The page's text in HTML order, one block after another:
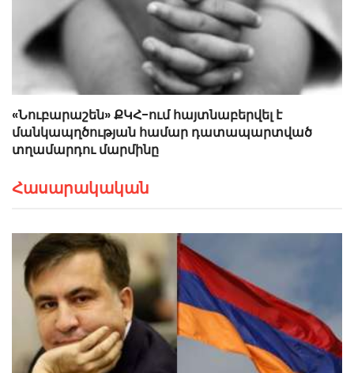
«Նուբարաշեն» ՔԿՀ-ում հայտնաբերվել է
մանկապղծության համար դատապարտված
տղամարդու մարմինը
Հասարակական